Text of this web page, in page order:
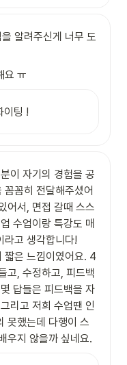
알려주신게 너무 도
요 ㅠ
이팅 !
이 자기의 경험을 공
꼼히 전달해주셨어
어서, 면접 갈때 스스
수업이랑 특강도 매
라고 생각합니다!
짧은 느낌이였어요. 4
고, 수정하고, 피드백
답들은 피드백을 자
리고 저희 수업땐 인
못했는데 다행이 스
우지 않을까 싶네요.